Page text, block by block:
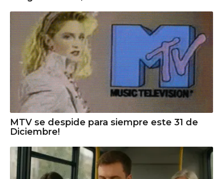
MTV se despide para siempre este 31 de
Diciembre!